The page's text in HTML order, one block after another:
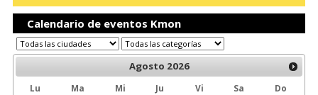
Calendario de eventos Kmon
Agosto 2026
Lu Ma Mi Ju Vi Sa
Do